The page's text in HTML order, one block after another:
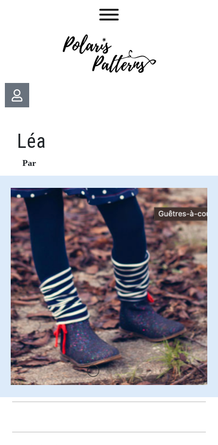
Léa
Par